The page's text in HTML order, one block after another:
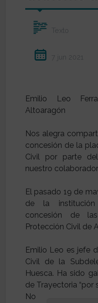
Texto
7 jun 2021
Emilio Leo
Altoaragón
Nos alegra
concesión de la
Civil por parte
nuestro
El pasado 19 de
de la
concesión de
Protección Civil de
Emilio Leo es jefe
Civil de la
Huesca. Ha sido
No